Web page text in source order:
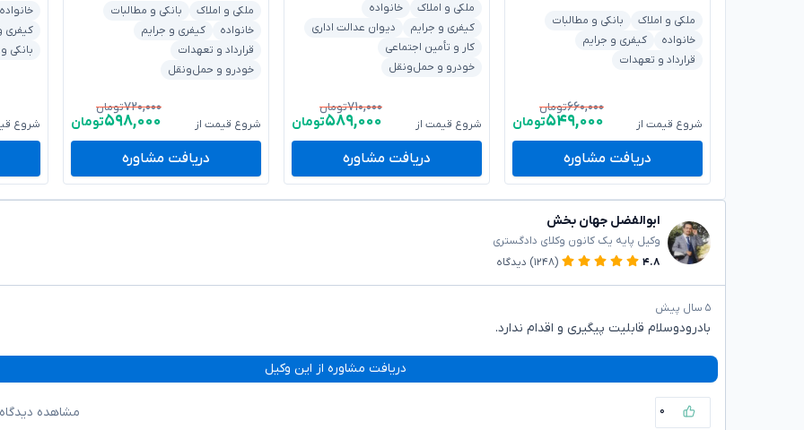
ملکی و املاک
بانکی و مطالبات
خانواده
کیفری و جرایم
قرارداد و تعهدات
شروع قیمت از
۶۶۰,۰۰۰تومان
۵۴۹,۰۰۰تومان
دریافت مشاوره
ملکی و املاک
خانواده
کیفری و جرایم
دیوان عدالت اداری
کار و تأمین اجتماعی
خودرو و حمل‌ونقل
شروع قیمت از
۷۱۰,۰۰۰تومان
۵۸۹,۰۰۰تومان
دریافت مشاوره
ملکی و املاک
بانکی و مطالبات
خانواده
کیفری و جرایم
قرارداد و تعهدات
خودرو و حمل‌ونقل
شروع قیمت از
۷۲۰,۰۰۰تومان
۵۹۸,۰۰۰تومان
دریافت مشاوره
خانواده
کیفری
بانکی
شروع
ابوالفضل جهان بخش
وکیل پایه یک کانون وکلای دادگستری
۴.۸
(۱۲۴۸) دیدگاه
۵ سال پیش
بادرودوسلام قابلیت پیگیری و اقدام ندارد.
دریافت مشاوره از این وکیل
۰ مشاهده